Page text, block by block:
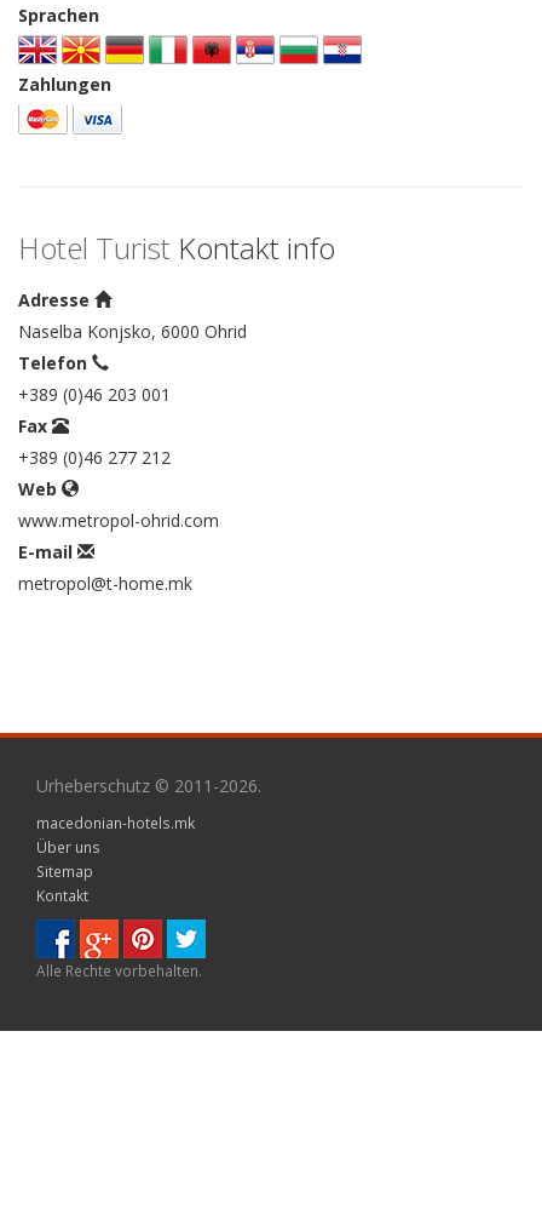
Sprachen
Zahlungen
Hotel Turist Kontakt info
Adresse
Naselba Konjsko, 6000 Ohrid
Telefon
+389 (0)46 203 001
Fax
+389 (0)46 277 212
Web
www.metropol-ohrid.com
E-mail
metropol@t-home.mk
Urheberschutz © 2011-2026.
macedonian-hotels.mk
Über uns
Sitemap
Kontakt
Alle Rechte vorbehalten.